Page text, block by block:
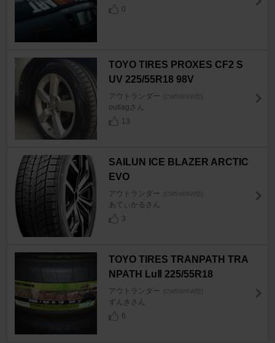
0
TOYO TIRES PROXES CF2 S
UV 225/55R18 98V
アウトランダー [CW5W/6W型]
outlagさん
13
SAILUN ICE BLAZER ARCTIC
EVO
アウトランダー [CW5W/6W型]
あてぃかるさん
3
TOYO TIRES TRANPATH TRA
NPATH LuⅡ 225/55R18
アウトランダー [CW5W/6W型]
ずんきさん
6